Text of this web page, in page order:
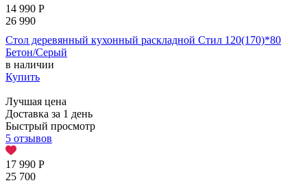
14 990 Р
26 990
Стол деревянный кухонный раскладной Стил 120(170)*80
Бетон/Серый
в наличии
Купить
Лучшая цена
Доставка за 1 день
Быстрый просмотр
5 отзывов
17 990 Р
25 700